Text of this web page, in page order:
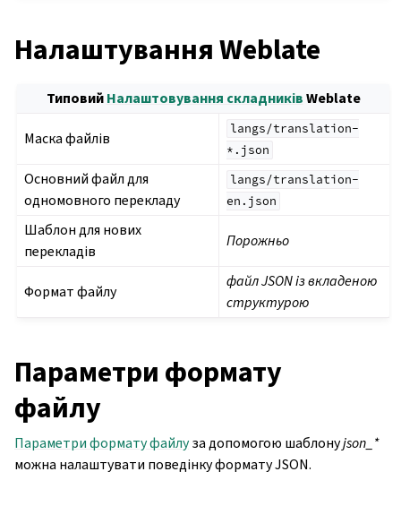
Налаштування Weblate
ТиповийНалаштовування складниківWeblate
Маска файлів
langs/translation-
*.json
Основний файл для
одномовного перекладу
langs/translation-
en.json
Шаблон для нових
перекладів
Порожньо
Формат файлу
файл JSON із вкладеною
структурою
Параметри формату
файлу
Параметри формату файлуза допомогою шаблонуjson_*
можна налаштувати поведінку формату JSON.